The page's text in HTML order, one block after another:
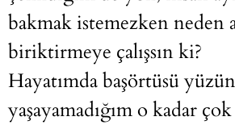
bakmak istemezken neden
biriktirmeye çalışsın ki?
Hayatımda başörtüsü
yaşayamadığım o kadar